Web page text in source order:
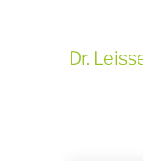
Dr.